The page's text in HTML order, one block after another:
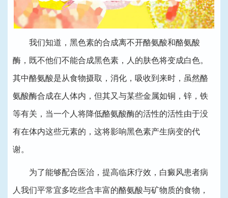
我们知道，黑色素的合成离不开酪氨酸和酪氨酸
酶，既不他们不能合成黑色素，人的肤色将变成白色。
其中酪氨酸是从食物摄取，消化，吸收到来时，虽然酪
氨酸酶合成在人体内，但其又与某些金属如铜，锌，铁
等有关，当一个人将降低酪氨酸酶的活性的活性由于没
有在体内这些元素的，这将影响黑色素产生病变的代
谢。
为了能够配合医治，提高临床疗效，白癜风患者病
人我们平常宜多吃些含丰富的酪氨酸与矿物质的食物，